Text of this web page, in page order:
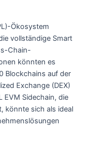
Ökosystem
vollständige Smart
Chain-
könnten es
Blockchains auf der
Exchange (DEX)
EVM Sidechain, die
könnte sich als ideal